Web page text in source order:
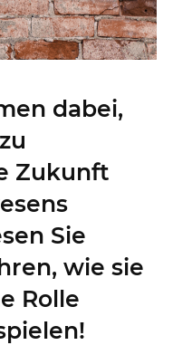
dabei,
Zukunft
Sie
wie sie
Rolle